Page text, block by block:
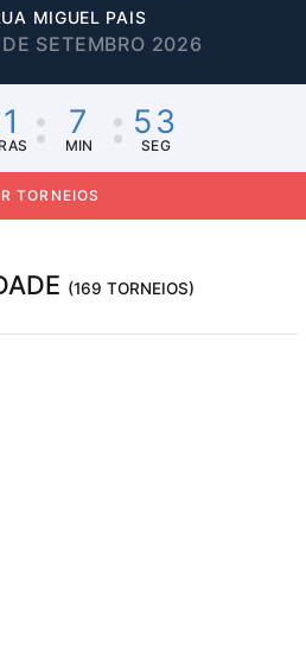
MIGUEL PAIS
SETEMBRO 2026
7
MIN
53
SEG
TORNEIOS
(169 TORNEIOS)